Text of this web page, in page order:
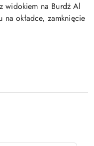
widokiem na Burdż Al
na okładce, zamknięcie